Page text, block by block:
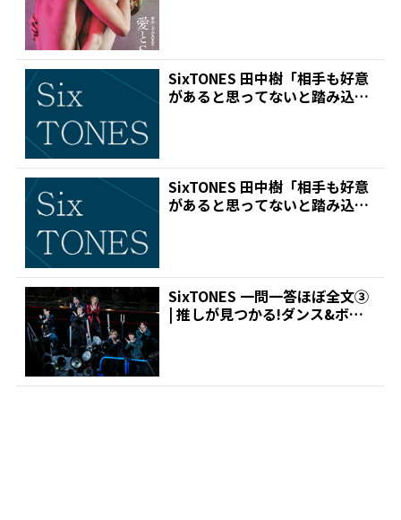
SixTONES 田中樹「相手も好意
があると思ってないと踏み込め
SixTONES 田中樹「相手も好意
があると思ってないと踏み込め
SixTONES 一問一答ほぼ全文③
| 推しが見つかる!ダンス&ボー